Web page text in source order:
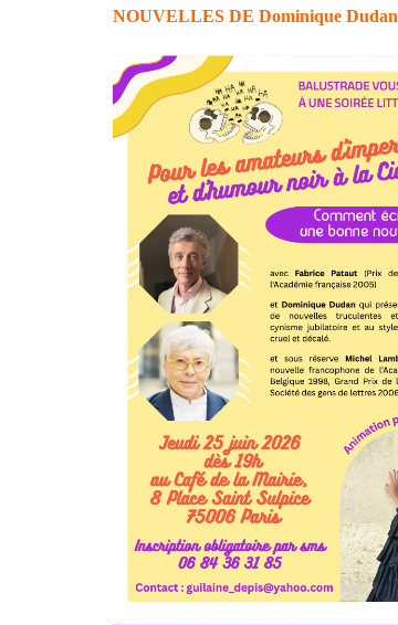
NOUVELLES DE Dominique Dudan